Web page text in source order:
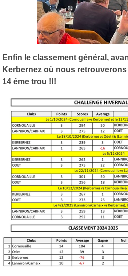
Enfin le classement général,
Kerbernez où nous
14 éme trou !!!